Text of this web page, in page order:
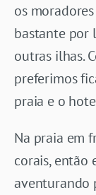
os
bastante por
outras ilhas.
preferimos
praia e o
Na praia em
corais, então
aventurando